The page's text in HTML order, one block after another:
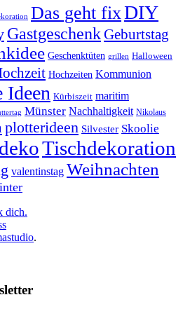
Das geht fixDIY
GastgeschenkGeburtstag
Geschenktüten grillen Halloween
Hochzeiten Kommunion
Ideen Kürbiszeit maritim
Münster Nachhaltigkeit Nikolaus
plotterideen Silvester Skoolie
Tischdekoration
valentinstag Weihnachten
dich.
.